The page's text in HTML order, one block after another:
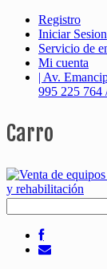
Registro
Iniciar Sesion
Servicio de
Mi cuenta
| Av.
995 225 764
Carro